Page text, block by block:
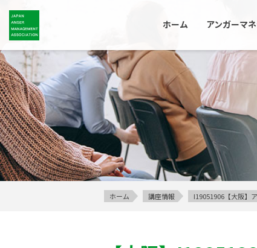
ホーム アンガーマ
ホーム 講座情報 I19051906【大阪】